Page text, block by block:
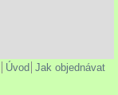
Úvod Jak objednávat